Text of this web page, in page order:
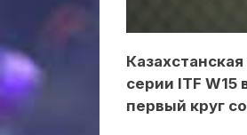
серии ITF
первый круг